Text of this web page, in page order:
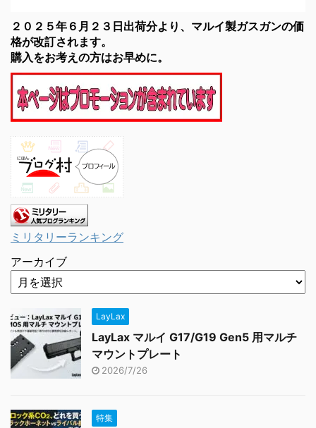
２０２５年６月２３日出荷分より、マルイ製ガスガンの価
格が改訂されます。
購入をお考えの方はお早めに。
ミリタリーランキング
アーカイブ
LayLax
LayLax マルイ G17/G19 Gen5 用マルチ
マウントプレート
2026/7/26
特集